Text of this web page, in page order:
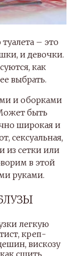
– это
и девочки.
как
выбрать.
и оборками
быть
широкая и
сексуальная,
из сетки или
в этой
руками.
легкую
креп-
вискозу
сшить